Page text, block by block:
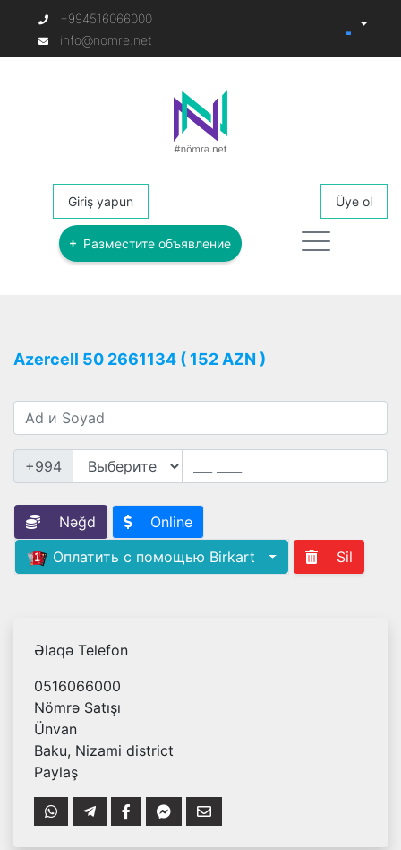
+994516066000
info@nomre.net
Giriş yapun Üye ol
Разместите объявление
Azercell 50 2661134 ( 152 AZN )
+994
Nəğd
Online
Оплатить с помощью Birkart
Sil
Əlaqə Telefon
0516066000
Nömrə Satışı
Ünvan
Baku, Nizami district
Paylaş